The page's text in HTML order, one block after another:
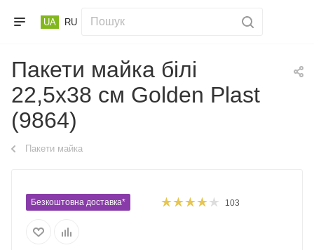
UA RU
Пакети майка білі
22,5х38 см Golden Plast
(9864)
Пакети майка
Безкоштовна доставка* 103